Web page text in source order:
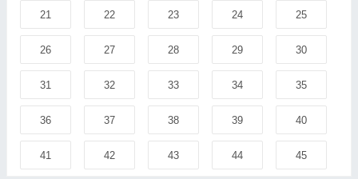
21 22 23 24 25
26 27 28 29 30
31 32 33 34 35
36 37 38 39 40
41 42 43 44 45